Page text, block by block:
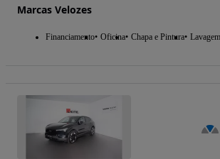
Marcas Velozes
Financiamento Oficina Chapa e Pintura Lavagem